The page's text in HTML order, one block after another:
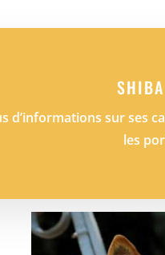
d’informations sur ses
les